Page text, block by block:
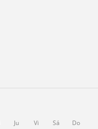
Ju Vi Sá Do